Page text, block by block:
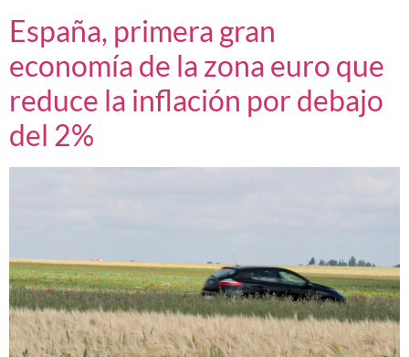
España, primera gran
economía de la zona euro que
reduce la inflación por debajo
del 2%